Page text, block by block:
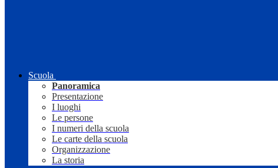
Scuola
Panoramica
Presentazione
I luoghi
Le persone
I numeri della scuola
Le carte della scuola
Organizzazione
La storia